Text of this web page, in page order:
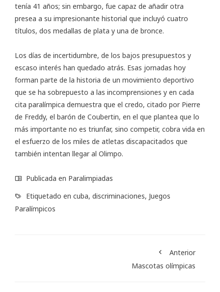
tenía 41 años; sin embargo, fue capaz de añadir otra
presea a su impresionante historial que incluyó cuatro
títulos, dos medallas de plata y una de bronce.
Los días de incertidumbre, de los bajos presupuestos y
escaso interés han quedado atrás. Esas jornadas hoy
forman parte de la historia de un movimiento deportivo
que se ha sobrepuesto a las incomprensiones y en cada
cita paralímpica demuestra que el credo, citado por Pierre
de Freddy, el barón de Coubertin, en el que plantea que lo
más importante no es triunfar, sino competir, cobra vida en
el esfuerzo de los miles de atletas discapacitados que
también intentan llegar al Olimpo.
Publicada en Paralimpiadas
Etiquetado en cuba, discriminaciones, Juegos
Paralímpicos
Anterior
Mascotas olímpicas